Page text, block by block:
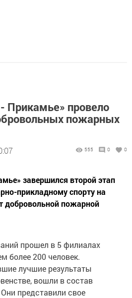
Прикамье» провело
пожарных
555 0 0
завершился второй этап
прикладному спорту на
добровольной пожарной
прошел в 5 филиалах
более 200 человек.
лучшие результаты
вошли в состав
представили свое